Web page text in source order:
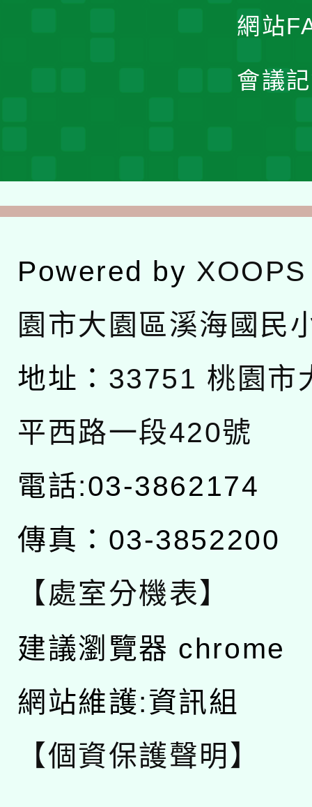
網站
會議
Powered by XOOPS
園市大園區溪海國民
地址： 33751 桃園市
平西路一段420號
電話:03-3862174
傳真：03-3852200
【處室分機表】
建議瀏覽器 chrome
網站維護:資訊組
【個資保護聲明】